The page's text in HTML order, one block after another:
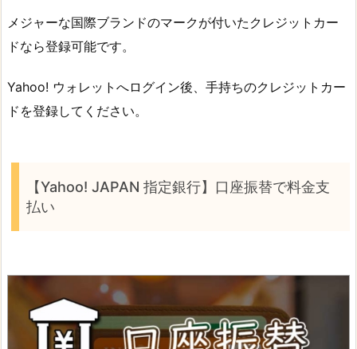
メジャーな国際ブランドのマークが付いたクレジットカー
ドなら登録可能です。
Yahoo! ウォレットへログイン後、手持ちのクレジットカー
ドを登録してください。
【Yahoo! JAPAN 指定銀行】口座振替で料金支
払い